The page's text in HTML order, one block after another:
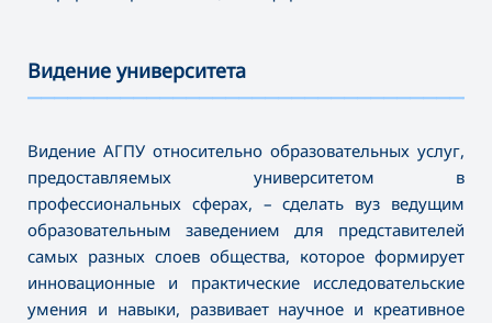
Видение университета
Видение АГПУ относительно образовательных услуг,
предоставляемых университетом в
профессиональных сферах, – сделать вуз ведущим
образовательным заведением для представителей
самых разных слоев общества, которое формирует
инновационные и практические исследовательские
умения и навыки, развивает научное и креативное